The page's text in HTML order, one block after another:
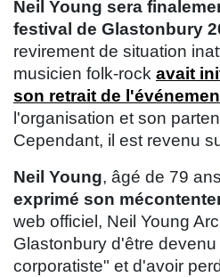
Neil Young sera
festival de Glastonbury
revirement de situation
musicien folk-rock avait
son retrait de
l'organisation et son
Cependant, il est revenu
Neil Young, âgé de 79
exprimé son
web officiel, Neil Young
Glastonbury d'être
corporatiste" et d'avoir